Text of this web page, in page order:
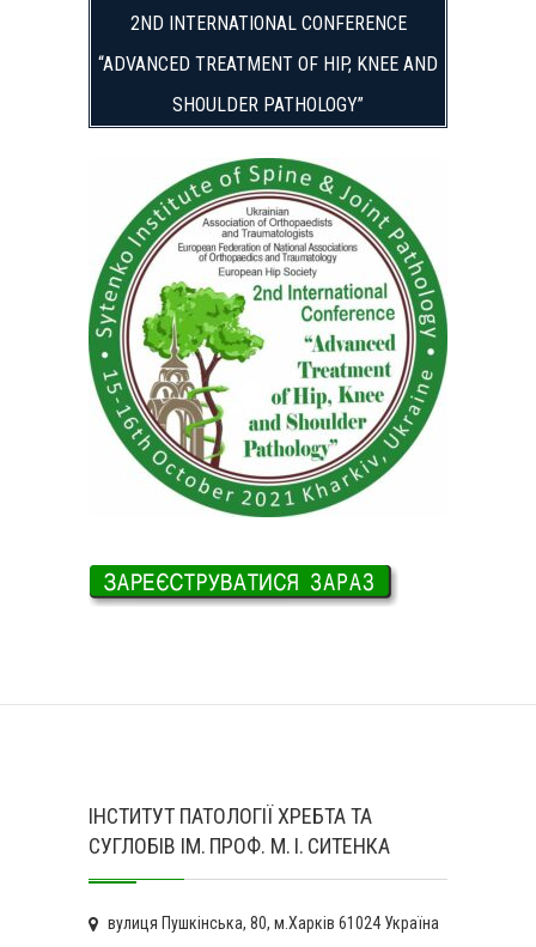
2ND INTERNATIONAL CONFERENCE
“ADVANCED TREATMENT OF HIP, KNEE AND
SHOULDER PATHOLOGY”
ІНСТИТУТ ПАТОЛОГІЇ ХРЕБТА ТА
СУГЛОБІВ ІМ. ПРОФ. М. І. СИТЕНКА
вулиця Пушкінська, 80, м.Харків 61024 Україна